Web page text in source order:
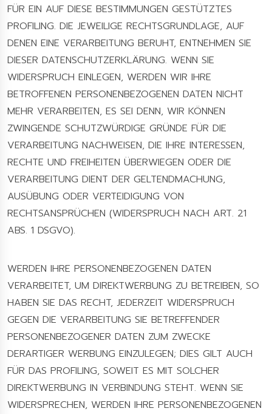
FÜR EIN AUF DIESE BESTIMMUNGEN GESTÜTZTES
PROFILING. DIE JEWEILIGE RECHTSGRUNDLAGE, AUF
DENEN EINE VERARBEITUNG BERUHT, ENTNEHMEN SIE
DIESER DATENSCHUTZERKLÄRUNG. WENN SIE
WIDERSPRUCH EINLEGEN, WERDEN WIR IHRE
BETROFFENEN PERSONENBEZOGENEN DATEN NICHT
MEHR VERARBEITEN, ES SEI DENN, WIR KÖNNEN
ZWINGENDE SCHUTZWÜRDIGE GRÜNDE FÜR DIE
VERARBEITUNG NACHWEISEN, DIE IHRE INTERESSEN,
RECHTE UND FREIHEITEN ÜBERWIEGEN ODER DIE
VERARBEITUNG DIENT DER GELTENDMACHUNG,
AUSÜBUNG ODER VERTEIDIGUNG VON
RECHTSANSPRÜCHEN (WIDERSPRUCH NACH ART. 21
ABS. 1 DSGVO).
WERDEN IHRE PERSONENBEZOGENEN DATEN
VERARBEITET, UM DIREKTWERBUNG ZU BETREIBEN, SO
HABEN SIE DAS RECHT, JEDERZEIT WIDERSPRUCH
GEGEN DIE VERARBEITUNG SIE BETREFFENDER
PERSONENBEZOGENER DATEN ZUM ZWECKE
DERARTIGER WERBUNG EINZULEGEN; DIES GILT AUCH
FÜR DAS PROFILING, SOWEIT ES MIT SOLCHER
DIREKTWERBUNG IN VERBINDUNG STEHT. WENN SIE
WIDERSPRECHEN, WERDEN IHRE PERSONENBEZOGENEN